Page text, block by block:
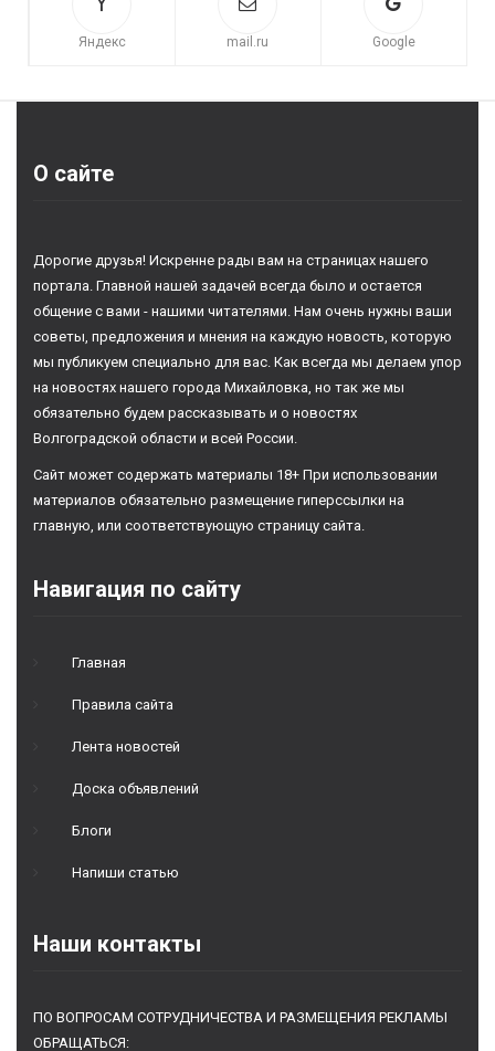
Яндекс mail.ru Google
О сайте
Дорогие друзья! Искренне рады вам на страницах нашего
портала. Главной нашей задачей всегда было и остается
общение с вами - нашими читателями. Нам очень нужны ваши
советы, предложения и мнения на каждую новость, которую
мы публикуем специально для вас. Как всегда мы делаем упор
на новостях нашего города Михайловка, но так же мы
обязательно будем рассказывать и о новостях
Волгоградской области и всей России.
Сайт может содержать материалы 18+ При использовании
материалов обязательно размещение гиперссылки на
главную, или соответствующую страницу сайта.
Навигация по сайту
Главная
Правила сайта
Лента новостей
Доска объявлений
Блоги
Напиши статью
Наши контакты
ПО ВОПРОСАМ СОТРУДНИЧЕСТВА И РАЗМЕЩЕНИЯ РЕКЛАМЫ
ОБРАЩАТЬСЯ: